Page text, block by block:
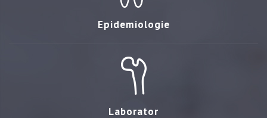
Epidemiologie
Laborator